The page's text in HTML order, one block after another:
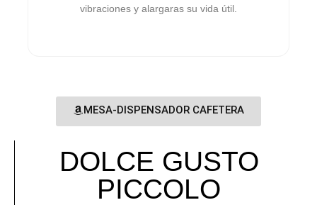
vibraciones y alargaras su vida útil.
MESA-DISPENSADOR CAFETERA
DOLCE GUSTO
PICCOLO